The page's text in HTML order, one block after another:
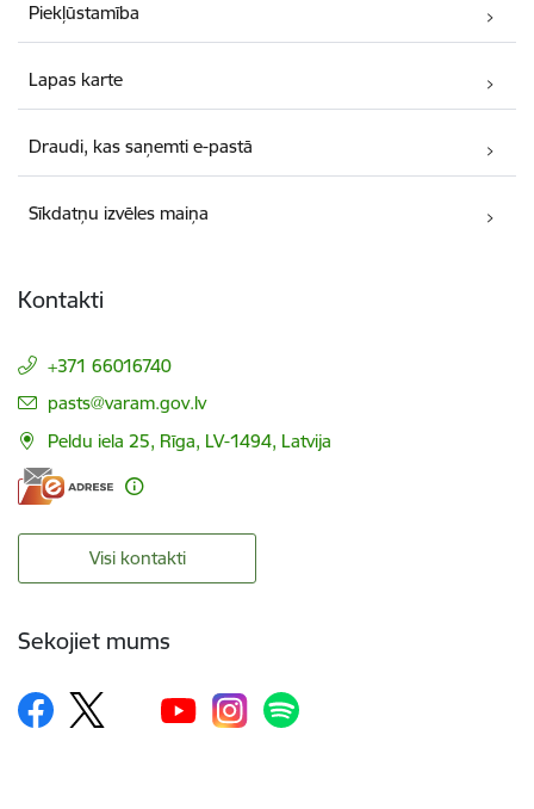
Piekļūstamība
Lapas karte
Draudi, kas saņemti e-pastā
Sīkdatņu izvēles maiņa
Kontakti
+371 66016740
E-pasts:
pasts@varam.gov.lv
Peldu iela 25, Rīga, LV-1494, Latvija
Visi kontakti
Sekojiet mums